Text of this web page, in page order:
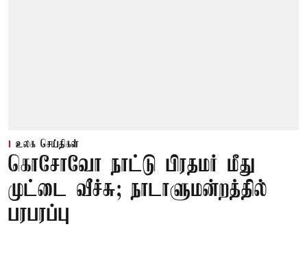
உலக செய்திகள்
கொசோவோ நாட்டு பிரதமர் மீது
முட்டை வீச்சு; நாடாளுமன்றத்தில்
பரபரப்பு